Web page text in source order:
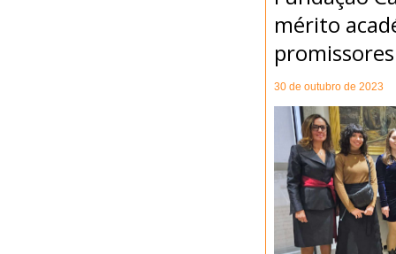
mérito
promissores
30 de outubro de 2023